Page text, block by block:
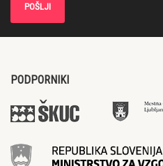
PODPORNIKI